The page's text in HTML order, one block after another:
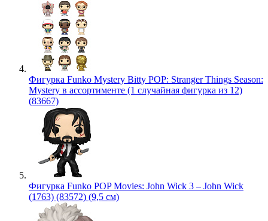
Фигурка Funko Mystery Bitty POP: Stranger Things Season:
Mystery в ассортименте (1 случайная фигурка из 12)
(83667)
Фигурка Funko POP Movies: John Wick 3 – John Wick
(1763) (83572) (9,5 см)